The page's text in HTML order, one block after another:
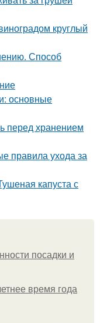
круглый
Способ
основные
перед хранением
правила ухода за
капуста с
посадки и
время года